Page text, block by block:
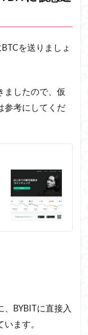
を送りましょ
ましたので、仮
参考にしてくだ
BYBITに直接入
ます。